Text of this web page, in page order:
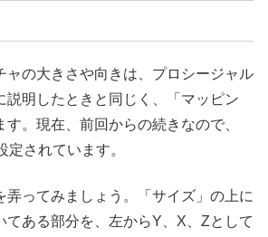
ャの大きさや向きは、プロシージャル
説明したときと同じく、「マッピン
。現在、前回からの続きなので、
定されています。
弄ってみましょう。「サイズ」の上に
てある部分を、左からY、X、Zとして